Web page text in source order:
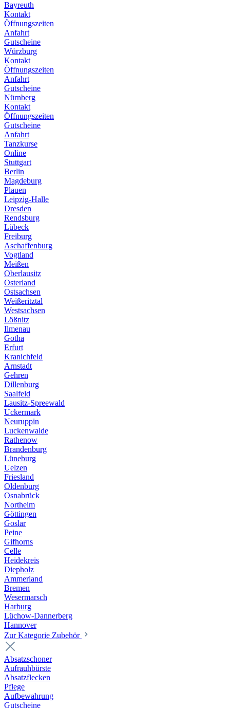
Bayreuth
Kontakt
Öffnungszeiten
Anfahrt
Gutscheine
Würzburg
Kontakt
Öffnungszeiten
Anfahrt
Gutscheine
Nürnberg
Kontakt
Öffnungszeiten
Gutscheine
Anfahrt
Tanzkurse
Online
Stuttgart
Berlin
Magdeburg
Plauen
Leipzig-Halle
Dresden
Rendsburg
Lübeck
Freiburg
Aschaffenburg
Vogtland
Meißen
Oberlausitz
Osterland
Ostsachsen
Weißeritztal
Westsachsen
Lößnitz
Ilmenau
Gotha
Erfurt
Kranichfeld
Arnstadt
Gehren
Dillenburg
Saalfeld
Lausitz-Spreewald
Uckermark
Neuruppin
Luckenwalde
Rathenow
Brandenburg
Lüneburg
Uelzen
Friesland
Oldenburg
Osnabrück
Northeim
Göttingen
Goslar
Peine
Gifhorns
Celle
Heidekreis
Diepholz
Ammerland
Bremen
Wesermarsch
Harburg
Lüchow-Dannerberg
Hannover
Zur Kategorie Zubehör
Absatzschoner
Aufrauhbürste
Absatzflecken
Pflege
Aufbewahrung
Gutscheine